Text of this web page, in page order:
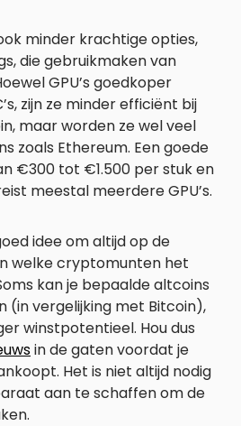
minder krachtige opties,
die gebruikmaken van
GPU’s goedkoper
zijn ze minder efficiënt bij
maar worden ze wel veel
zoals Ethereum. Een goede
€300 tot €1.500 per stuk en
meestal meerdere GPU’s.
idee om altijd op de
welke cryptomunten het
kan je bepaalde altcoins
(in vergelijking met Bitcoin),
winstpotentieel. Hou dus
in de gaten voordat je
Het is niet altijd nodig
aan te schaffen om de